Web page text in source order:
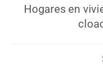
Hogares en